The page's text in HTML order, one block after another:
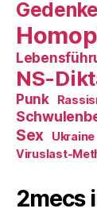
NS-
Punk
Sex Ukraine
Viruslast-
2mecs